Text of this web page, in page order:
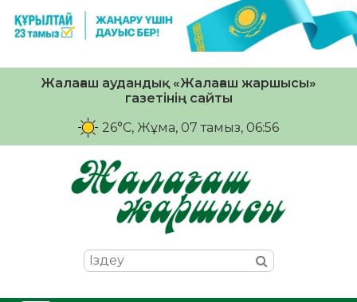
Жалағаш аудандық «Жалағаш жаршысы»
газетінің сайты
26°C, Жұма, 07 тамыз, 06:56